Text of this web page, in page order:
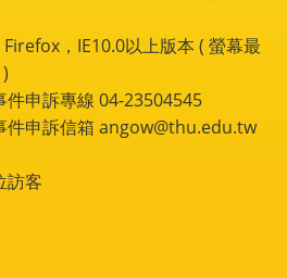
，IE10.0以上版本 ( 螢幕最
申訴專線 04-23504545
件申訴信箱 angow@thu.edu.tw
訪客